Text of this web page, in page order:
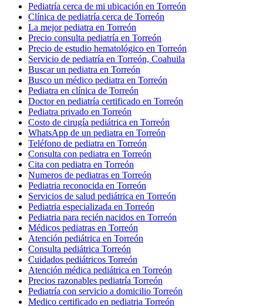
Pediatría cerca de mi ubicación en Torreón
Clínica de pediatría cerca de Torreón
La mejor pediatra en Torreón
Precio consulta pediatría en Torreón
Precio de estudio hematológico en Torreón
Servicio de pediatría en Torreón, Coahuila
Buscar un pediatra en Torreón
Busco un médico pediatra en Torreón
Pediatra en clínica de Torreón
Doctor en pediatría certificado en Torreón
Pediatra privado en Torreón
Costo de cirugía pediátrica en Torreón
WhatsApp de un pediatra en Torreón
Teléfono de pediatra en Torreón
Consulta con pediatra en Torreón
Cita con pediatra en Torreón
Numeros de pediatras en Torreón
Pediatria reconocida en Torreón
Servicios de salud pediátrica en Torreón
Pediatria especializada en Torreón
Pediatria para recién nacidos en Torreón
Médicos pediatras en Torreón
Atención pediátrica en Torreón
Consulta pediátrica Torreón
Cuidados pediátricos Torreón
Atención médica pediátrica en Torreón
Precios razonables pediatría Torreón
Pediatría con servicio a domicilio Torreón
Medico certificado en pediatria Torreón